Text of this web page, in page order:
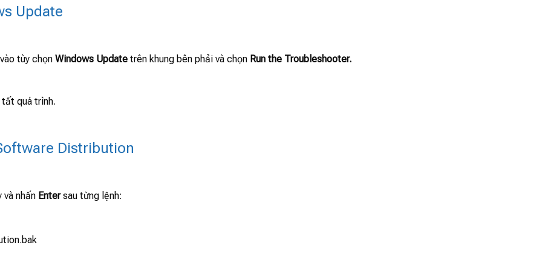
Update
tùy chọn Windows Update trên khung bên phải và chọn Run the Troubleshooter.
tất quá trình.
Distribution
và nhấn Entersau từng lệnh: